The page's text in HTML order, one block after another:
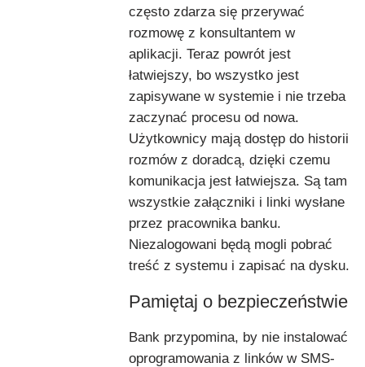
często zdarza się przerywać
rozmowę z konsultantem w
aplikacji. Teraz powrót jest
łatwiejszy, bo wszystko jest
zapisywane w systemie i nie trzeba
zaczynać procesu od nowa.
Użytkownicy mają dostęp do historii
rozmów z doradcą, dzięki czemu
komunikacja jest łatwiejsza. Są tam
wszystkie załączniki i linki wysłane
przez pracownika banku.
Niezalogowani będą mogli pobrać
treść z systemu i zapisać na dysku.
Pamiętaj o bezpieczeństwie
Bank przypomina, by nie instalować
oprogramowania z linków w SMS-